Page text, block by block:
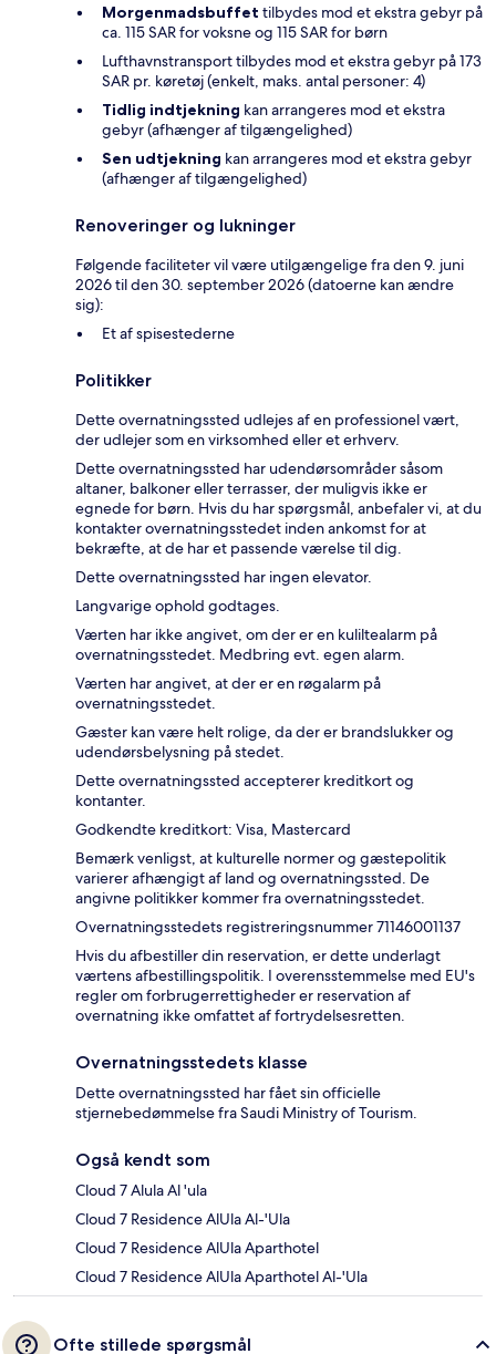
Morgenmadsbuffet tilbydes mod et ekstra gebyr på
ca. 115 SAR for voksne og 115 SAR for børn
Lufthavnstransport tilbydes mod et ekstra gebyr på 173
SAR pr. køretøj (enkelt, maks. antal personer: 4)
Tidlig indtjekning kan arrangeres mod et ekstra
gebyr (afhænger af tilgængelighed)
Sen udtjekning kan arrangeres mod et ekstra gebyr
(afhænger af tilgængelighed)
Renoveringer og lukninger
Følgende faciliteter vil være utilgængelige fra den 9. juni
2026 til den 30. september 2026 (datoerne kan ændre
sig):
Et af spisestederne
Politikker
Dette overnatningssted udlejes af en professionel vært,
der udlejer som en virksomhed eller et erhverv.
Dette overnatningssted har udendørsområder såsom
altaner, balkoner eller terrasser, der muligvis ikke er
egnede for børn. Hvis du har spørgsmål, anbefaler vi, at du
kontakter overnatningsstedet inden ankomst for at
bekræfte, at de har et passende værelse til dig.
Dette overnatningssted har ingen elevator.
Langvarige ophold godtages.
Værten har ikke angivet, om der er en kuliltealarm på
overnatningsstedet. Medbring evt. egen alarm.
Værten har angivet, at der er en røgalarm på
overnatningsstedet.
Gæster kan være helt rolige, da der er brandslukker og
udendørsbelysning på stedet.
Dette overnatningssted accepterer kreditkort og
kontanter.
Godkendte kreditkort: Visa, Mastercard
Bemærk venligst, at kulturelle normer og gæstepolitik
varierer afhængigt af land og overnatningssted. De
angivne politikker kommer fra overnatningsstedet.
Overnatningsstedets registreringsnummer 71146001137
Hvis du afbestiller din reservation, er dette underlagt
værtens afbestillingspolitik. I overensstemmelse med EU's
regler om forbrugerrettigheder er reservation af
overnatning ikke omfattet af fortrydelsesretten.
Overnatningsstedets klasse
Dette overnatningssted har fået sin officielle
stjernebedømmelse fra Saudi Ministry of Tourism.
Også kendt som
Cloud 7 Alula Al 'ula
Cloud 7 Residence AlUla Al-'Ula
Cloud 7 Residence AlUla Aparthotel
Cloud 7 Residence AlUla Aparthotel Al-'Ula
Ofte stillede spørgsmål